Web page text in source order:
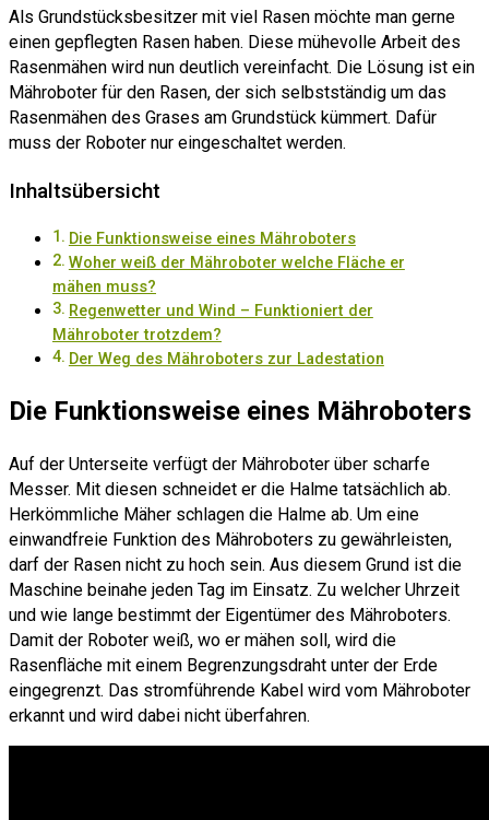
Als Grundstücksbesitzer mit viel Rasen möchte man gerne
einen gepflegten Rasen haben. Diese mühevolle Arbeit des
Rasenmähen wird nun deutlich vereinfacht. Die Lösung ist ein
Mähroboter für den Rasen, der sich selbstständig um das
Rasenmähen des Grases am Grundstück kümmert. Dafür
muss der Roboter nur eingeschaltet werden.
Inhaltsübersicht
Die Funktionsweise eines Mähroboters
Woher weiß der Mähroboter welche Fläche er
mähen muss?
Regenwetter und Wind – Funktioniert der
Mähroboter trotzdem?
Der Weg des Mähroboters zur Ladestation
Die Funktionsweise eines Mähroboters
Auf der Unterseite verfügt der Mähroboter über scharfe
Messer. Mit diesen schneidet er die Halme tatsächlich ab.
Herkömmliche Mäher schlagen die Halme ab. Um eine
einwandfreie Funktion des Mähroboters zu gewährleisten,
darf der Rasen nicht zu hoch sein. Aus diesem Grund ist die
Maschine beinahe jeden Tag im Einsatz. Zu welcher Uhrzeit
und wie lange bestimmt der Eigentümer des Mähroboters.
Damit der Roboter weiß, wo er mähen soll, wird die
Rasenfläche mit einem Begrenzungsdraht unter der Erde
eingegrenzt. Das stromführende Kabel wird vom Mähroboter
erkannt und wird dabei nicht überfahren.